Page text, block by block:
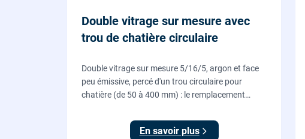
Double vitrage sur mesure avec
trou de chatière circulaire
Double vitrage sur mesure 5/16/5, argon et face
peu émissive, percé d'un trou circulaire pour
chatière (de 50 à 400 mm) : le remplacement
fourni et posé par nos vitriers.
En savoir plus